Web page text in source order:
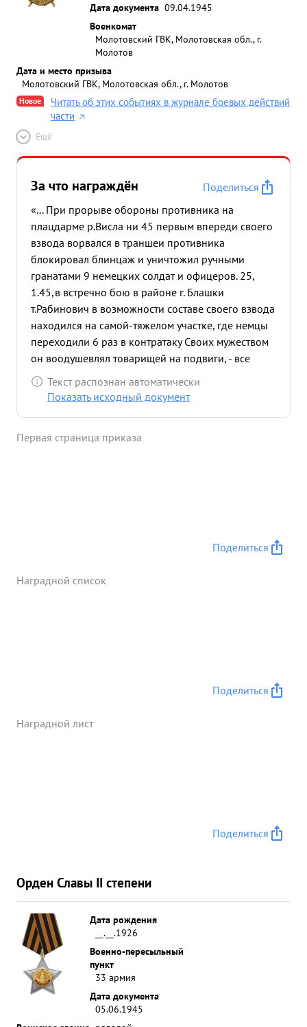
Дата документа 09.04.1945
Военкомат
Молотовский ГВК, Молотовская обл., г.
Молотов
Дата и место призыва
Молотовский ГВК, Молотовская обл., г. Молотов
Новое
Читать об этих событиях в журнале боевых действий
части
Ещё
За что награждён
Поделиться
«... При прорыве обороны противника на
плацдарме р.Висла ни 45 первым впереди своего
взвода ворвался в траншеи противника
блокировал блинцаж и уничтожил ручными
гранатами 9 немецких солдат и офицеров. 25,
1.45,в встречно бою в районе г. Блашки
т.Рабинович в возможности составе своего взвода
находился на самой-тяжелом участке, где немцы
переходили 6 раз в контратаку Своих мужеством
он воодушевлял товарищей на подвиги, - все
атаки численно превосходящего противника
были отбиты, при этом он лично уничтожил 12
тов. Рабинович в коротком 4 бою истре- ДЛЯ П
вплотную подойти к жел.дор. полотву. ...»
Текст распознан автоматически
Показать исходный документ
Первая страница приказа
Поделиться
Наградной список
Поделиться
Наградной лист
Поделиться
Орден Славы II степени
Дата рождения
__.__.1926
Военно-пересыльный
пункт
33 армия
Дата документа
05.06.1945